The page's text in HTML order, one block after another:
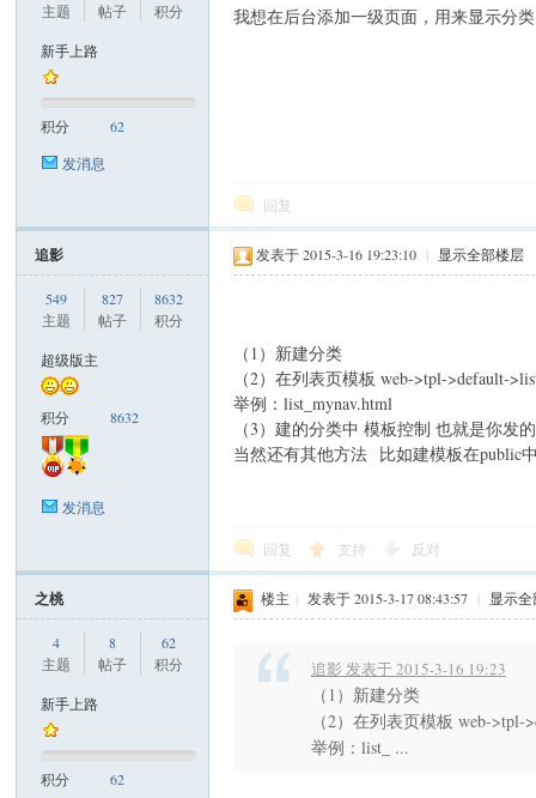
sjs
主题
帖子
积分
新手上路
积分
62
发消息
我想在后台添加一级页面，用来显示分
回复
追影
549
主题
827
帖子
8632
积分
超级版主
积分 8632
发消息
发表于 2015-3-16 19:23:10 | 显示全部楼层
（1）新建分类
（2）在列表页模板 web->tpl->default-
举例：list_mynav.html
（3）建的分类中 模板控制 也就是你发
当然还有其他方法 比如建模板在public
回复 支持 反对
之桃
4
主题
8
帖子
62
积分
新手上路
积分
62
楼主 | 发表于 2015-3-17 08:43:57 | 显示
追影 发表于 2015-3-16 19:23
（1）新建分类
（2）在列表页模板 web-
举例：list_ ...